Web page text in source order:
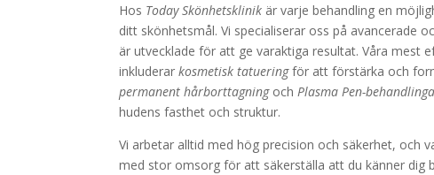
Hos Today Skönhetsklinik är varje behandling en
ditt skönhetsmål. Vi specialiserar oss på avancerade
är utvecklade för att ge varaktiga resultat. Våra mest
inkluderarkosmetisk tatueringför att förstärka och
permanent hårborttagningochPlasma Pen-
hudens fasthet och struktur.
Vi arbetar alltid med hög precision och säkerhet, och
med stor omsorg för att säkerställa att du känner dig